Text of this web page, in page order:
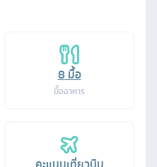
8มื้อ
มื้ออาหาร